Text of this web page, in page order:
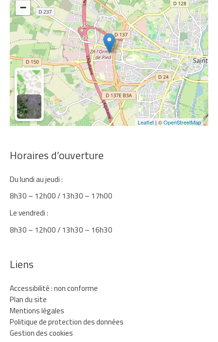
−
Leaflet | ©OpenStreetMap
Horaires d’ouverture
Du lundi au jeudi :
8h30 – 12h00 / 13h30 – 17h00
Le vendredi :
8h30 – 12h00 / 13h30 – 16h30
Liens
Accessibilité : non conforme
Plan du site
Mentions légales
Politique de protection des données
Gestion des cookies